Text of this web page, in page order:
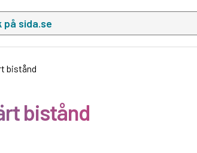
sökförslag kommer att visas i en lista
bistånd
bistånd